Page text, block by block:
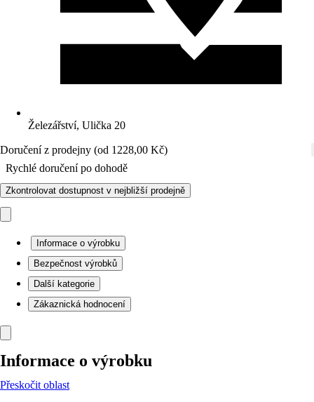
Železářství, Ulička 20
Doručení z prodejny (od 1228,00 Kč)
Rychlé doručení po dohodě
Zkontrolovat dostupnost v nejbližší prodejně
Informace o výrobku
Bezpečnost výrobků
Další kategorie
Zákaznická hodnocení
Informace o výrobku
Přeskočit oblast